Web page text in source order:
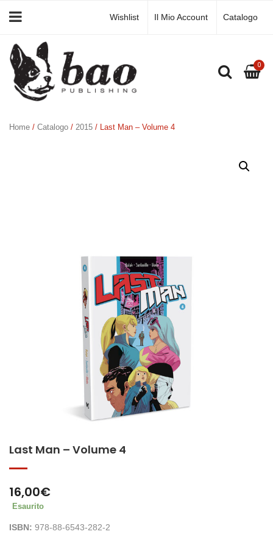
Wishlist Il Mio Account Catalogo
0
Home / Catalogo / 2015 / Last Man – Volume 4
Last Man – Volume 4
16,00€
Esaurito
ISBN: 978-88-6543-282-2